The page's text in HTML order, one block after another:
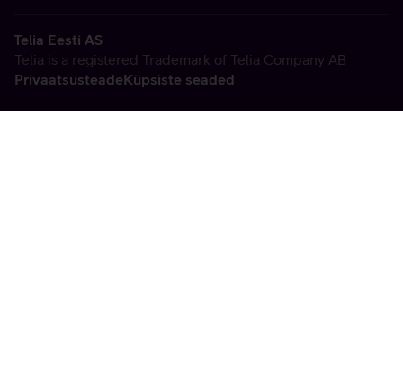
Telia Eesti AS
Telia is a registered Trademark of Telia Company AB
PrivaatsusteadeKüpsiste seaded